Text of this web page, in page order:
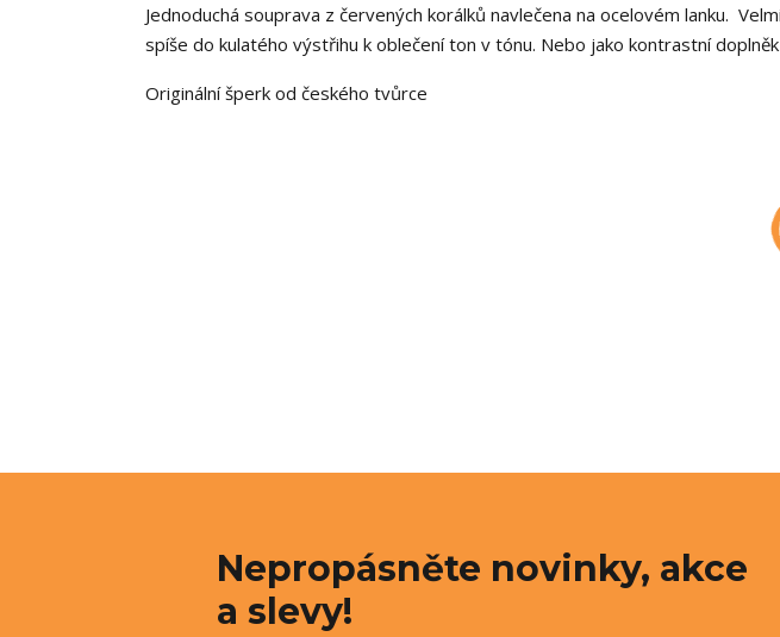
Jednoduchá souprava z červených korálků navlečena na ocelovém lanku.
spíše do kulatého výstřihu k oblečení ton v tónu. Nebo jako kontrastní
Originální šperk od českého tvůrce
Nepropásněte novinky, akce
a slevy!